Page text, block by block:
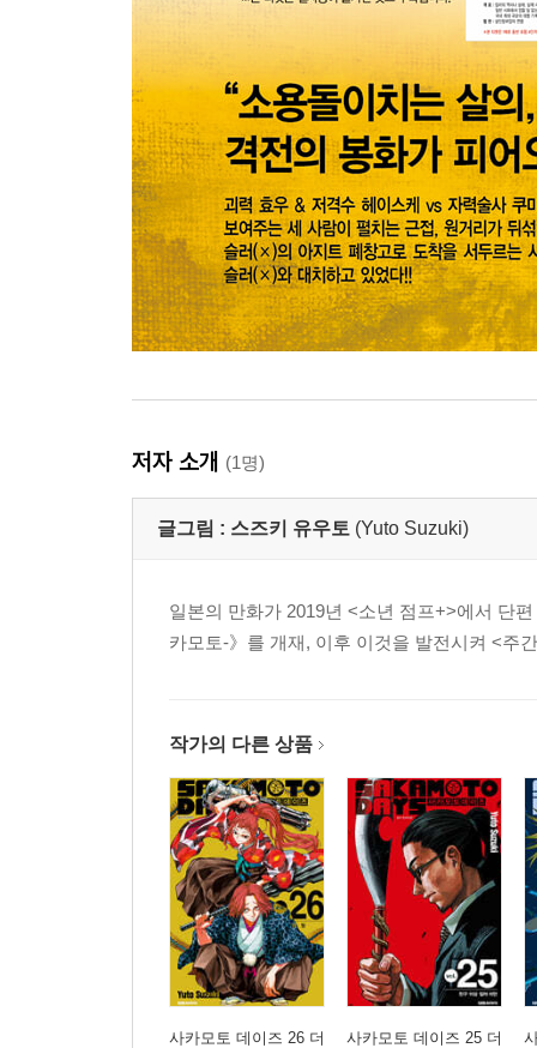
저자 소개 (1명)
글그림 : 스즈키 유우토 (Yuto Suzuki)
일본의 만화가 2019년 <소년 점프+>에서 단
카모토-》를 개재, 이후 이것을 발전시켜 <주
작가의 다른 상품
사카모토 데이즈 26 더
사카모토 데이즈 25 더